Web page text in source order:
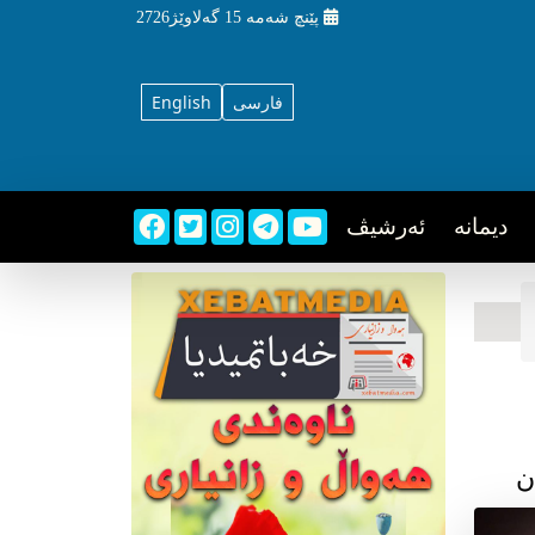
پێنچ شه‌مه‌ 15 گه‌لاوێژ2726
English فارسی
دیمانه ئه‌رشیڤ